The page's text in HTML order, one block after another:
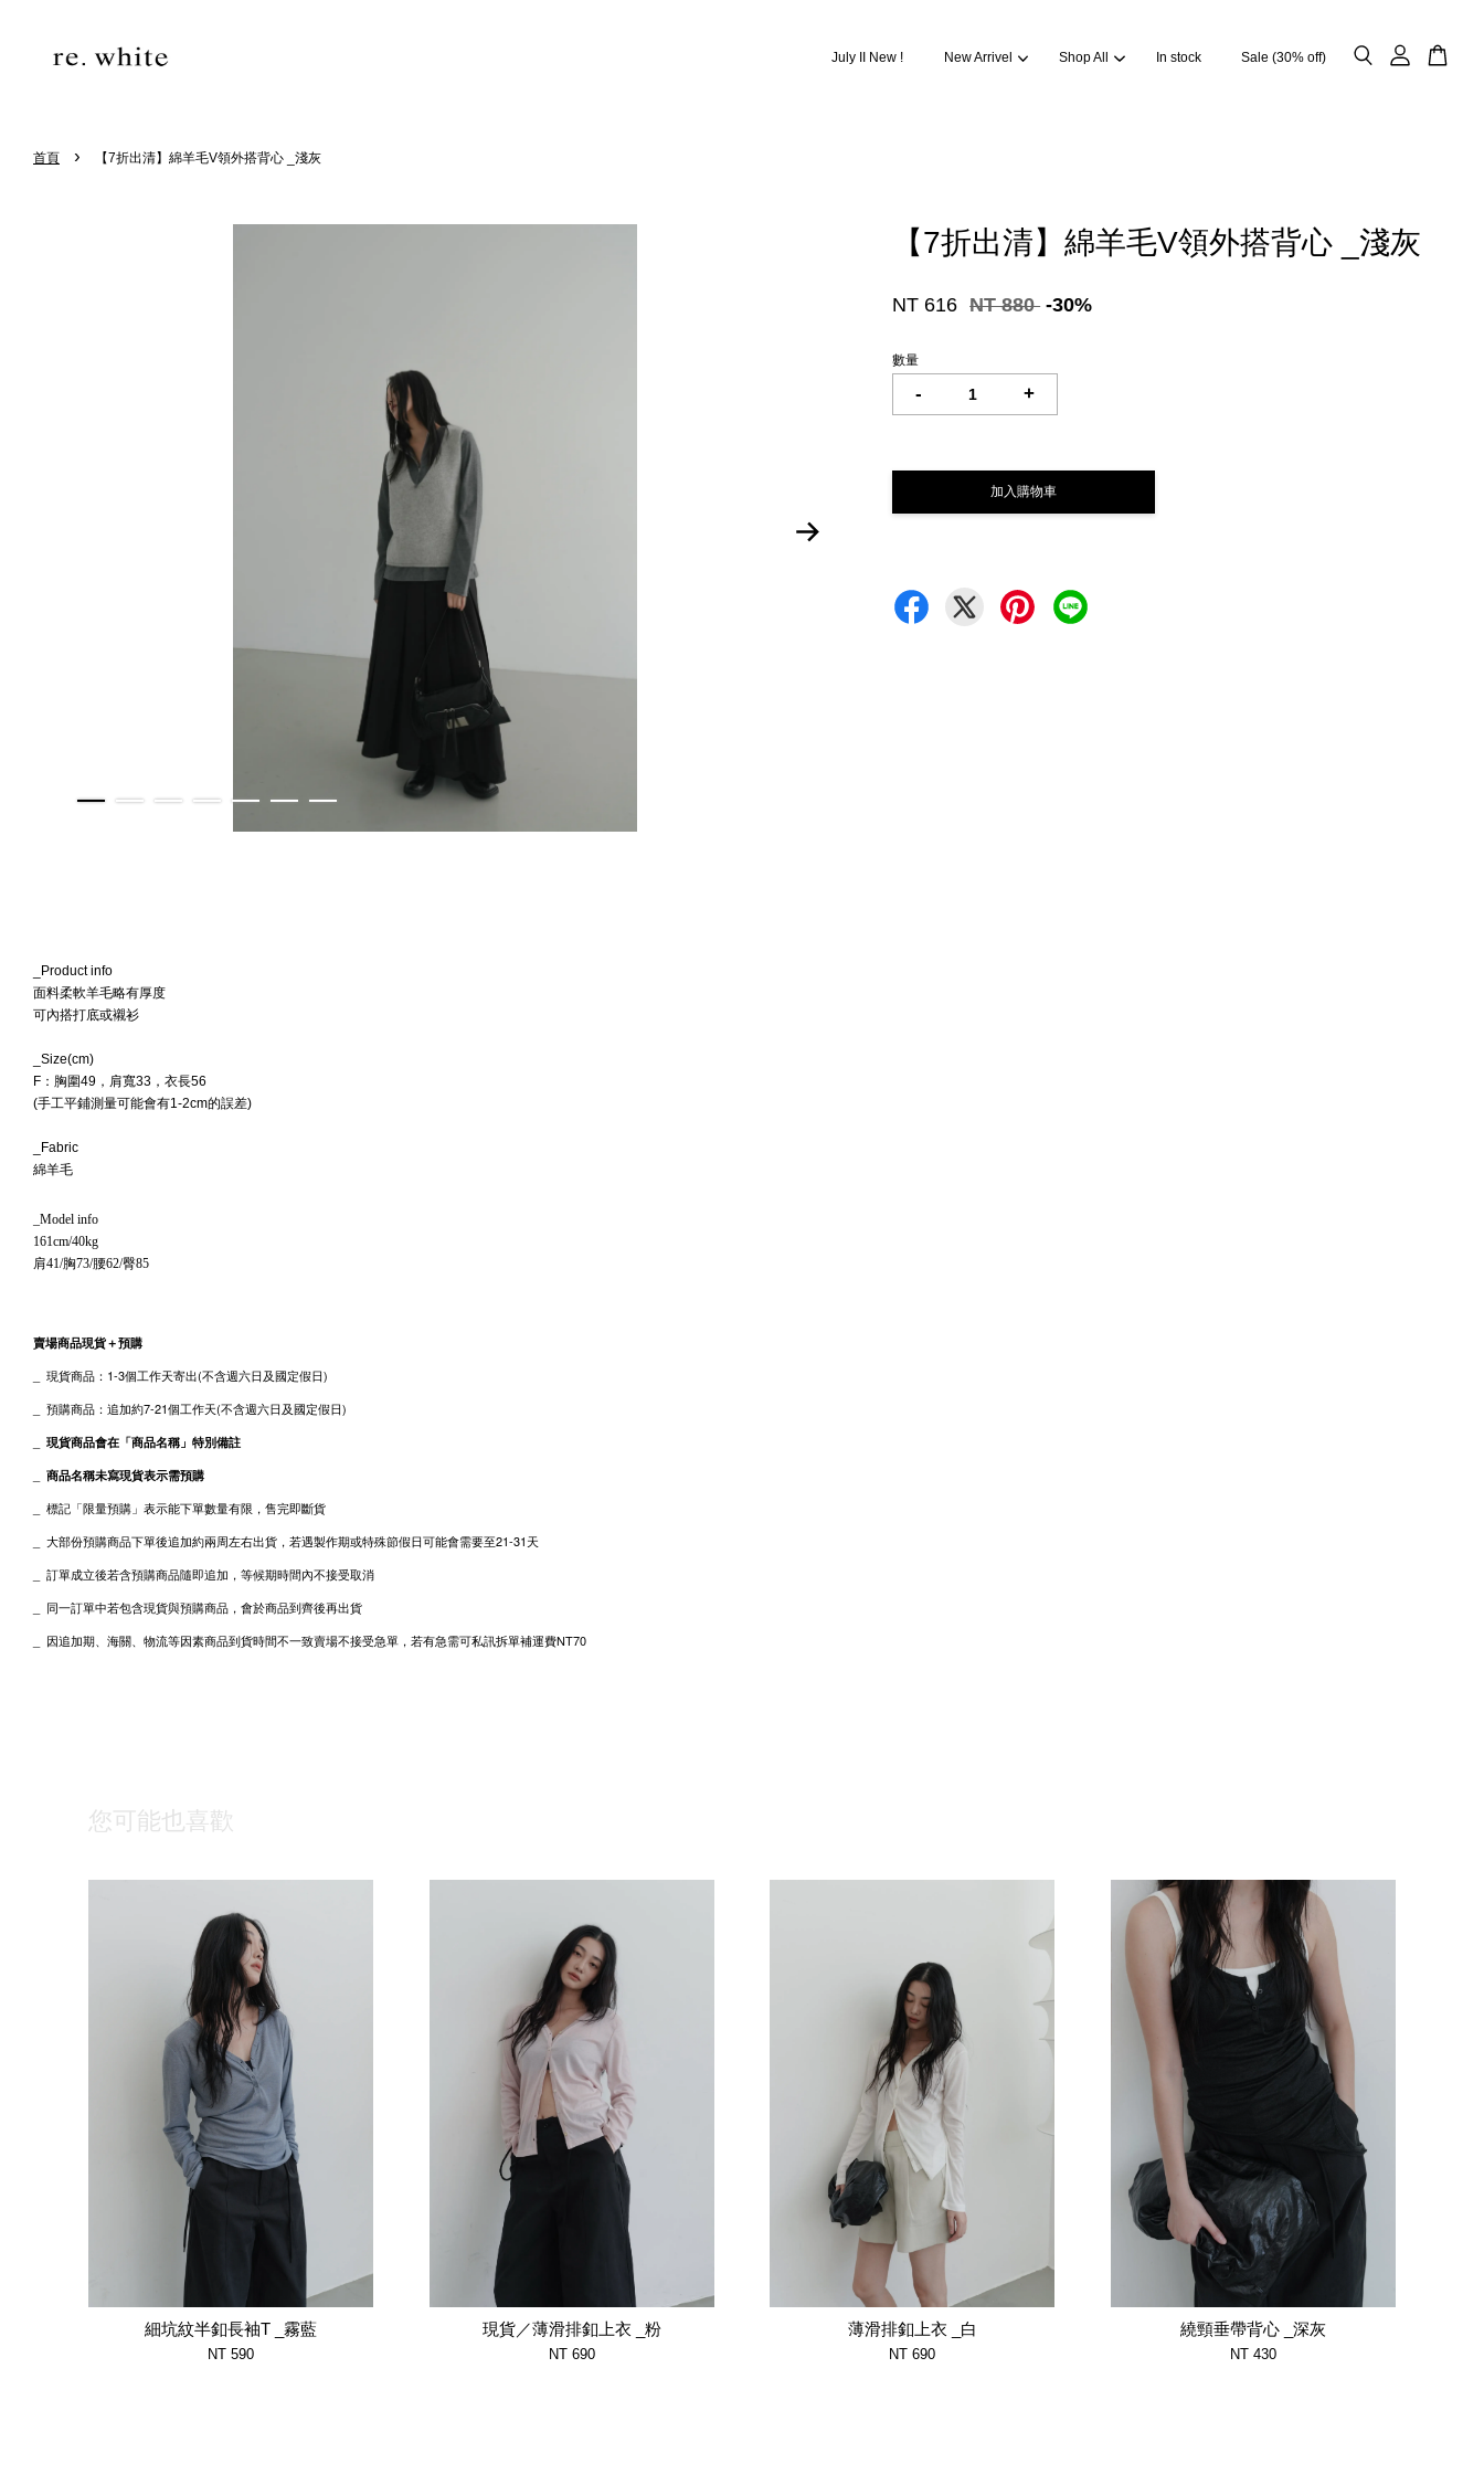
July II New ! New Arrivel Shop All In stock Sale (30% off)
首頁 › 【7折出清】綿羊毛V領外搭背心 _淺灰
【7折出清】綿羊毛V領外搭背心 _淺灰
NT 616 NT 880 -30%
數量
- +
加入購物車
_Product info
面料柔軟羊毛略有厚度
可內搭打底或襯衫
_Size(cm)
F：胸圍49，肩寬33，衣長56
(手工平鋪測量可能會有1-2cm的誤差)
_Fabric
綿羊毛
_Model info
161cm/40kg
肩41/胸73/腰62/臀85
賣場商品現貨＋預購
_ 現貨商品 ：1-3個工作天寄出(不含週六日及國定假日)
預購商品：追加約7-21個工作天(不含週六日及國定假日)
現貨商品會在「商品名稱」特別備註
商品名稱未寫現貨表示需預購
標記「限量預購」表示能下單數量有限，售完即斷貨
大部份預購商品下單後追加約兩周左右出貨， 若遇製作期或特殊節假日可能會需要至21-31天
_ 訂單成立後若含預購商品隨即追加，等候期時間內不接受取消
_ 同一訂單中若包含現貨與預購商品，會於商品到齊後再出貨
因追加期、海關、物流等因素商品到貨時間不一致賣場不接受急單，若有急需可私訊拆單補運費NT70
您可能也喜歡
細坑紋半釦長袖T _霧藍
NT 590
現貨／薄滑排釦上衣 _粉
NT 690
薄滑排釦上衣 _白
NT 690
繞頸垂帶背心 _深灰
NT 430